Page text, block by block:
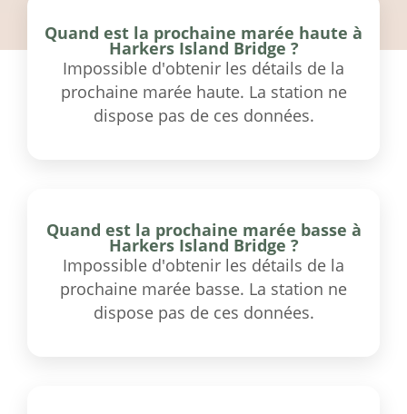
Quand est la prochaine marée haute à
Harkers Island Bridge ?
Impossible d'obtenir les détails de la
prochaine marée haute. La station ne
dispose pas de ces données.
Quand est la prochaine marée basse à
Harkers Island Bridge ?
Impossible d'obtenir les détails de la
prochaine marée basse. La station ne
dispose pas de ces données.